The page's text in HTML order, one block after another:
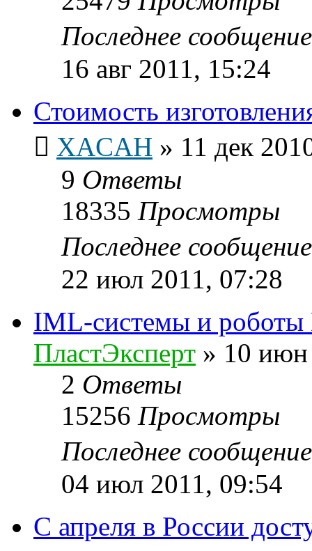
Последнее
16 авг 2011, 15:24
Стоимость
XACAH » 11 дек
9 Ответы
18335 Просмотры
Последнее
22 июл 2011, 07:28
IML-системы и
ПластЭксперт » 10 июн
2 Ответы
15256 Просмотры
Последнее
04 июл 2011, 09:54
С апреля в России